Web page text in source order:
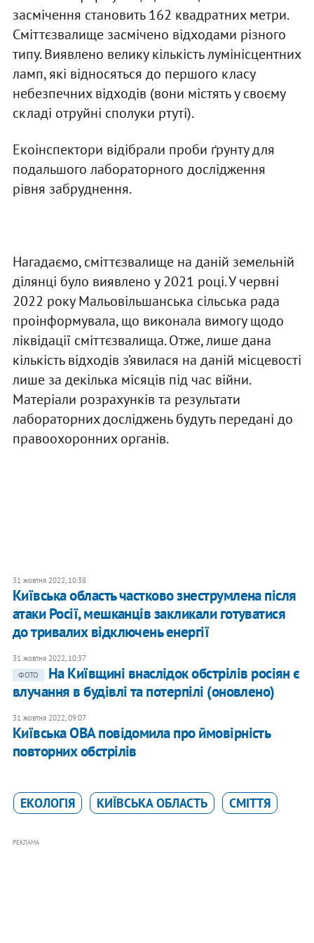
засмічення становить 162 квадратних метри.
Сміттєзвалище засмічено відходами різного
типу. Виявлено велику кількість лумінісцентних
ламп, які відносяться до першого класу
небезпечних відходів (вони містять у своєму
складі отруйні сполуки ртуті).
Екоінспектори відібрали проби ґрунту для
подальшого лабораторного дослідження
рівня забруднення.
Нагадаємо, сміттєзвалище на даній земельній
ділянці було виявлено у 2021 році. У червні
2022 року Мальовільшанська сільська рада
проінформувала, що виконала вимогу щодо
ліквідації сміттєзвалища. Отже, лише дана
кількість відходів з’явилася на даній місцевості
лише за декілька місяців під час війни.
Матеріали розрахунків та результати
лабораторних досліджень будуть передані до
правоохоронних органів.
31 жовтня 2022, 10:38
Київська область частково знеструмлена після
атаки Росії, мешканців закликали готуватися
до тривалих відключень енергії
31 жовтня 2022, 10:37
ФОТО
​На Київщині внаслідок обстрілів росіян є
влучання в будівлі та потерпілі (оновлено)
31 жовтня 2022, 09:07
Київська ОВА повідомила про ймовірність
повторних обстрілів
ЕКОЛОГІЯ КИЇВСЬКА ОБЛАСТЬ СМІТТЯ
РЕКЛАМА